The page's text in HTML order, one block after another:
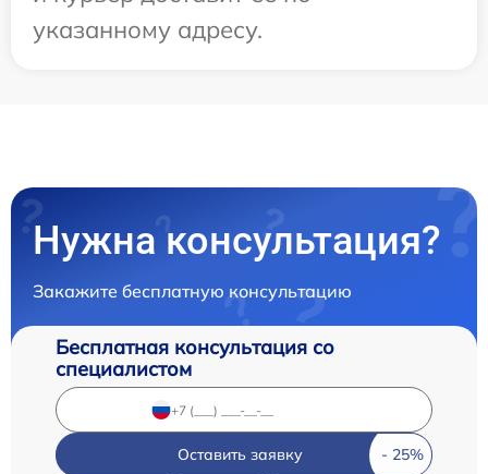
указанному адресу.
Нужна консультация?
Закажите бесплатную консультацию
Бесплатная консультация со
специалистом
Оставить заявку